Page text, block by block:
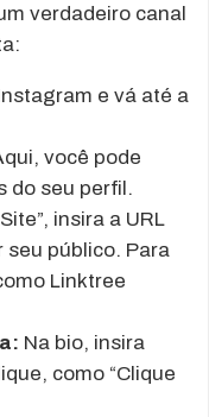
verdadeiro canal
e vá até a
você pode
do seu perfil.
insira a URL
seu público. Para
Linktree
Na bio, insira
como “Clique